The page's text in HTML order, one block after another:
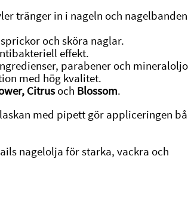
tränger in i nageln och
och sköra naglar.
effekt.
parabener och
med hög kvalitet.
Citrusoch Blossom.
med pipett gör appliceringen
nagelolja för starka, vackra och